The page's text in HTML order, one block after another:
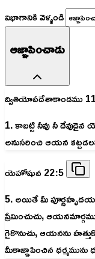
విభాగానికి వెళ్ళండి
ఆజ్ఞాపించాడు
ద్వితియోపదేశాకాండము
1. కాబట్టి నీవు నీ
అనుసరించి ఆయన
యెహోషువ 22:5
5. అయితే మీ
ప్రేమించుచు,
గైకొనుచు, ఆయనను
మీకాజ్ఞాపించిన ధర్మమును